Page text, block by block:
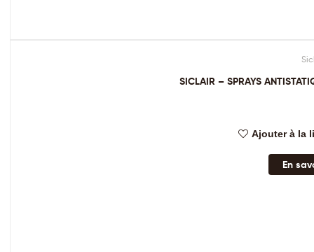
SICLAIR – SPRAYS
Ajouter à la
En